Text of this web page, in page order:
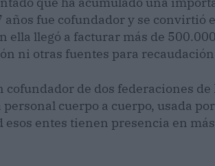
fue cofundador y se convirtió
ella llegó a facturar más de
ni otras fuentes para
de dos federaciones de
cuerpo a cuerpo, usada
entes tienen presencia en